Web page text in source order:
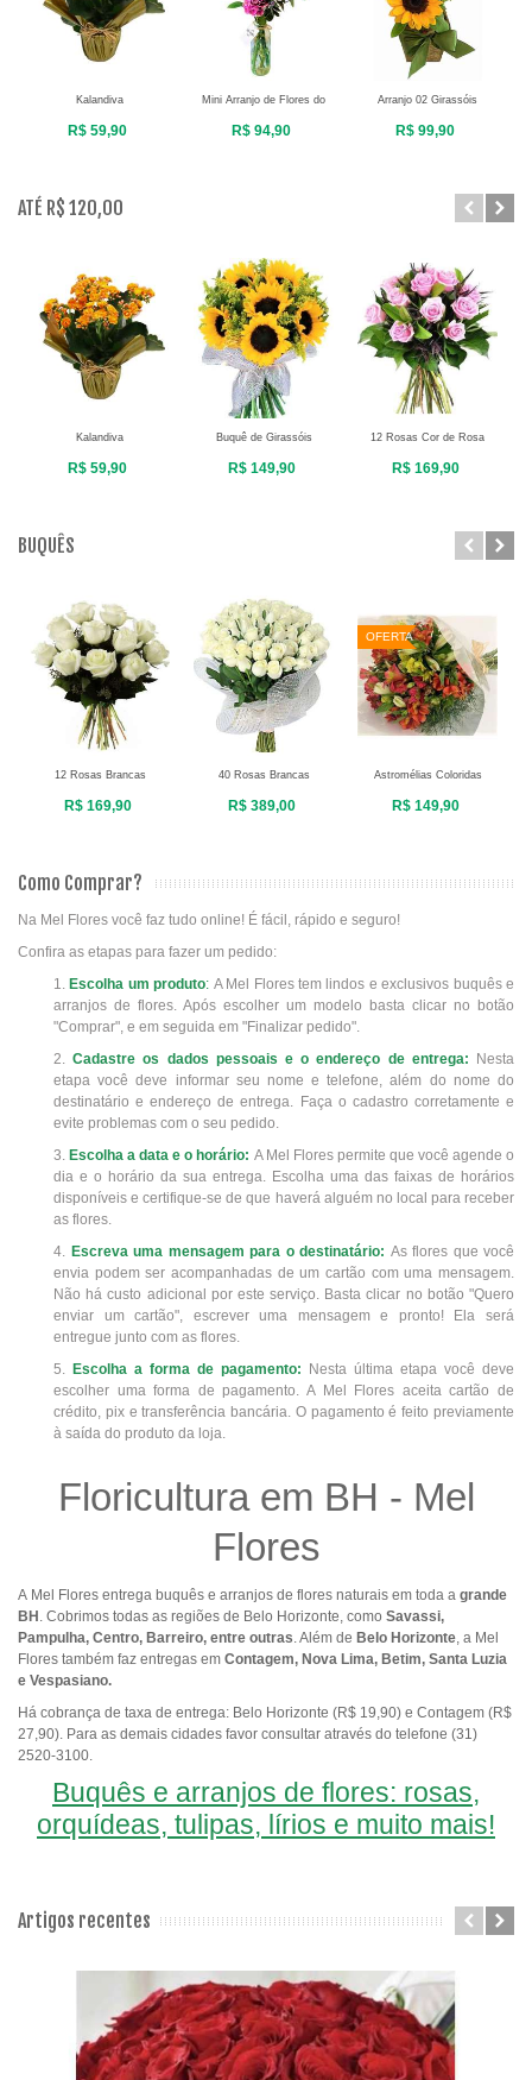
Kalandiva
R$ 59,90
Mini Arranjo de Flores do
Campo
R$ 94,90
Arranjo 02 Girassóis
R$ 99,90
ATÉ R$ 120,00
Kalandiva
R$ 59,90
Buquê de Girassóis
R$ 149,90
12 Rosas Cor de Rosa
R$ 169,90
BUQUÊS
12 Rosas Brancas
R$ 169,90
40 Rosas Brancas
R$ 389,00
OFERTA
Astromélias Coloridas
R$ 149,90
Como Comprar?
Na Mel Flores você faz tudo online! É fácil, rápido e seguro!
Confira as etapas para fazer um pedido:
1. Escolha um produto: A Mel Flores tem lindos e exclusivos buquês e
arranjos de flores. Após escolher um modelo basta clicar no botão
"Comprar", e em seguida em "Finalizar pedido".
2.Cadastre os dados pessoais e o endereço de entrega: Nesta
etapa você deve informar seu nome e telefone, além do nome do
destinatário e endereço de entrega. Faça o cadastro corretamente e
evite problemas com o seu pedido.
3. Escolha a data e o horário: A Mel Flores permite que você agende o
dia e o horário da sua entrega. Escolha uma das faixas de horários
disponíveis e certifique-se de que haverá alguém no local para receber
as flores.
4. Escreva uma mensagem para o destinatário: As flores que você
envia podem ser acompanhadas de um cartão com uma mensagem.
Não há custo adicional por este serviço. Basta clicar no botão "Quero
enviar um cartão", escrever uma mensagem e pronto! Ela será
entregue junto com as flores.
5. Escolha a forma de pagamento:
Nesta última etapa você deve
escolher uma forma de pagamento. A Mel Flores aceita cartão de
crédito, pix e transferência bancária. O pagamento é feito previamente
à saída do produto da loja.
Floricultura em BH - Mel
Flores
A Mel Flores entrega buquês e arranjos de flores naturais em toda a grande
BH . Cobrimos todas as regiões de Belo Horizonte, como Savassi,
Pampulha, Centro, Barreiro, entre outras. Além de Belo Horizonte, a Mel
Flores também faz entregas em Contagem, Nova Lima, Betim, Santa Luzia
e Vespasiano.
Há cobrança de taxa de entrega: Belo Horizonte (R$ 19,90) e Contagem (R$
27,90). Para as demais cidades favor consultar através do telefone (31)
2520-3100.
Buquês e arranjos de flores: rosas,
orquídeas, tulipas, lírios e muito mais!
Artigos recentes